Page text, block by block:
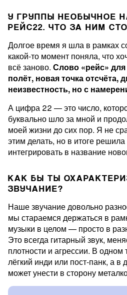
У ГРУППЫ НЕОБЫЧНОЕ
РЕЙС22. ЧТО ЗА НИМ
Долгое время я шла в рамках
какой-то момент поняла, что
всё заново. Слово «рейс»
полёт, новая точка отсчёта,
неизвестность, но с
А цифра 22 — это число,
буквально шло за мной и
моей жизни до сих пор. Я не
этим делать, но в итоге
интегрировать в название
КАК БЫ ТЫ
ЗВУЧАНИЕ?
Наше звучание довольно
мы стараемся держаться в
музыки в целом — просто в
Это всегда гитарный звук,
плотности и агрессии. В одном
лёгкий инди или пост-панк, а в
может унести в сторону